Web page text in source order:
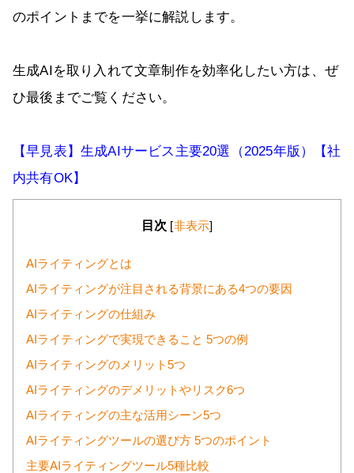
のポイントまでを一挙に解説します。
生成AIを取り入れて文章制作を効率化したい方は、ぜ
ひ最後までご覧ください。
【早見表】生成AIサービス主要20選（2025年版）【社
内共有OK】
目次 [非表示]
AIライティングとは
AIライティングが注目される背景にある4つの要因
AIライティングの仕組み
AIライティングで実現できること 5つの例
AIライティングのメリット5つ
AIライティングのデメリットやリスク6つ
AIライティングの主な活用シーン5つ
AIライティングツールの選び方 5つのポイント
主要AIライティングツール5種比較